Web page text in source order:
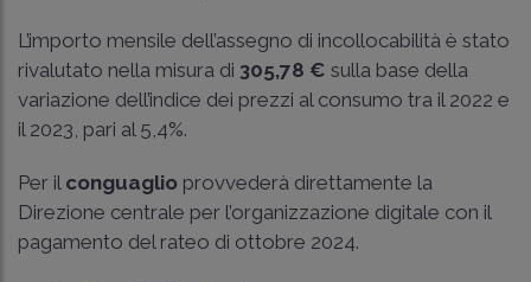
L’importo mensile dell’assegno di incollocabilità è stato
rivalutato nella misura di 305,78 € sulla base della
variazione dell’indice dei prezzi al consumo tra il 2022 e
il 2023, pari al 5,4%.
Per il conguaglio provvederà direttamente la
Direzione centrale per l’organizzazione digitale con il
pagamento del rateo di ottobre 2024.